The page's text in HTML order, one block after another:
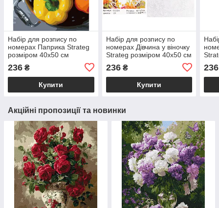
Набір для розпису по
номерах Паприка Strateg
розміром 40х50 см
236 ₴
Купити
Набір для розпису по
номерах Дівчина у віночку
Strateg розміром 40х50 см
236₴
Купити
236
Акційні пропозиції та новинки